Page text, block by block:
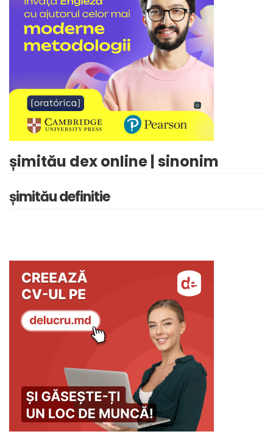
șimitău dex online | sinonim
șimitău definitie